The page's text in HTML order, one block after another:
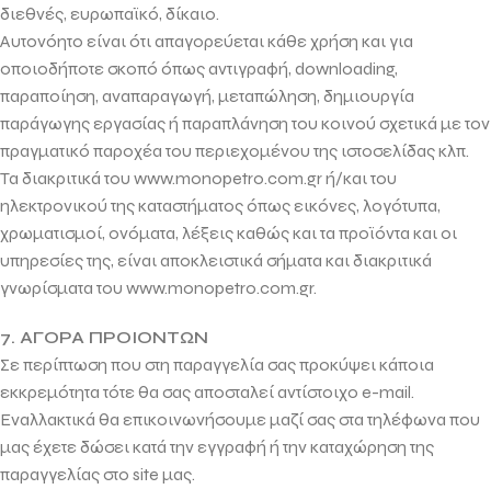
διεθνές, ευρωπαϊκό, δίκαιο.
Αυτονόητο είναι ότι απαγορεύεται κάθε χρήση και για
οποιοδήποτε σκοπό όπως αντιγραφή, downloading,
παραποίηση, αναπαραγωγή, μεταπώληση, δημιουργία
παράγωγης εργασίας ή παραπλάνηση του κοινού σχετικά με τον
πραγματικό παροχέα του περιεχομένου της ιστοσελίδας κλπ.
Τα διακριτικά του www.monopetro.com.gr ή/και του
ηλεκτρονικού της καταστήματος όπως εικόνες, λογότυπα,
χρωματισμοί, ονόματα, λέξεις καθώς και τα προϊόντα και οι
υπηρεσίες της, είναι αποκλειστικά σήματα και διακριτικά
γνωρίσματα του www.monopetro.com.gr.
7. ΑΓΟΡΑ ΠΡΟΙΟΝΤΩΝ
Σε περίπτωση που στη παραγγελία σας προκύψει κάποια
εκκρεμότητα τότε θα σας αποσταλεί αντίστοιχο e-mail.
Εναλλακτικά θα επικοινωνήσουμε μαζί σας στα τηλέφωνα που
μας έχετε δώσει κατά την εγγραφή ή την καταχώρηση της
παραγγελίας στο site μας.